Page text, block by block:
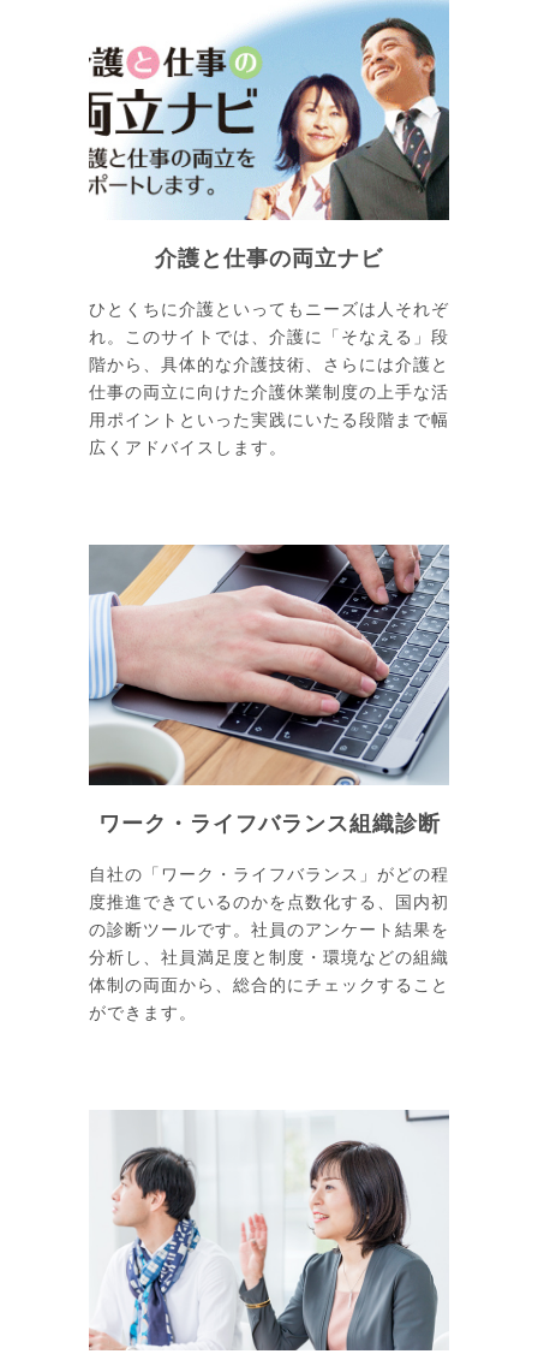
介護と仕事の両立ナビ
ひとくちに介護といってもニーズは人それぞ
れ。このサイトでは、介護に「そなえる」段
階から、具体的な介護技術、さらには介護と
仕事の両立に向けた介護休業制度の上手な活
用ポイントといった実践にいたる段階まで幅
広くアドバイスします。
ワーク・ライフバランス組織診断
自社の「ワーク・ライフバランス」がどの程
度推進できているのかを点数化する、国内初
の診断ツールです。社員のアンケート結果を
分析し、社員満足度と制度・環境などの組織
体制の両面から、総合的にチェックすること
ができます。